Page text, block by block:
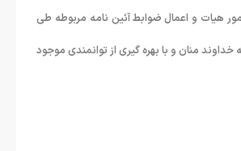
هیات و اعمال ضوابط آئین نامه مربوطه طی
منان و با بهره گیری از توانمندی موجود